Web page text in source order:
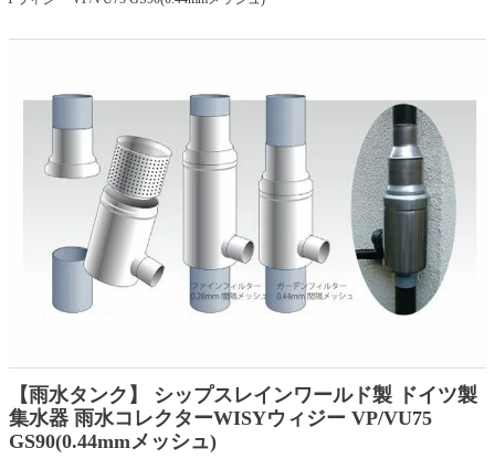
【雨水タンク】 シップスレインワールド製 ドイツ製
集水器 雨水コレクターWISYウィジー VP/VU75
GS90(0.44mmメッシュ)